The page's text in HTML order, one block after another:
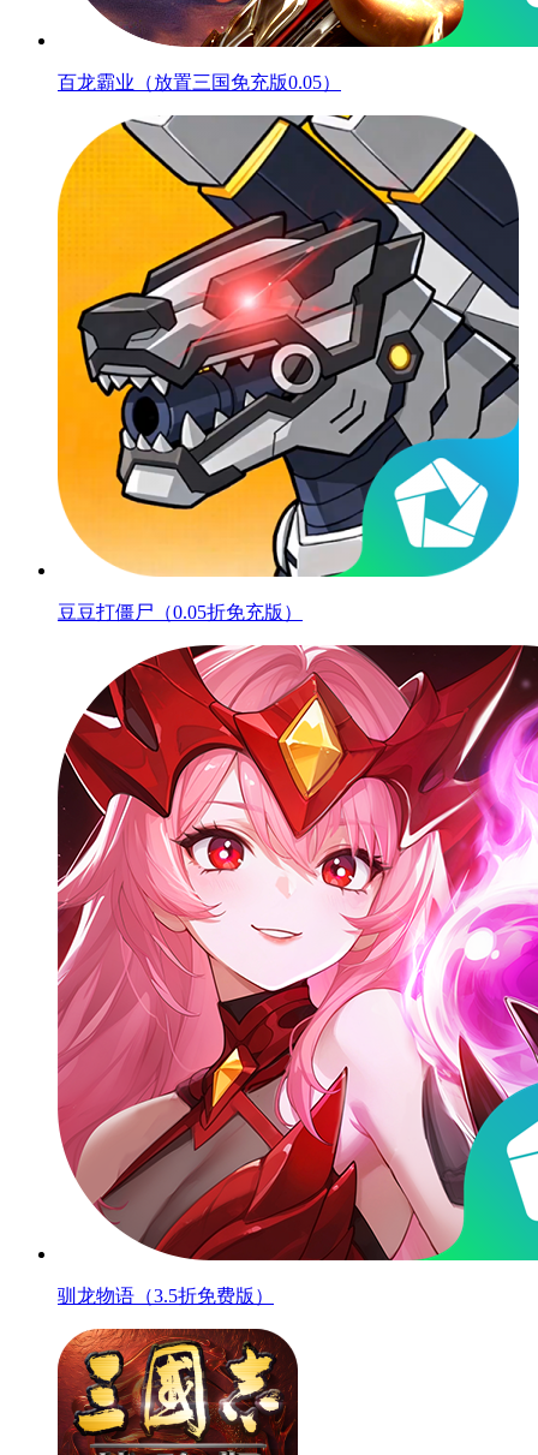
百龙霸业（放置三国免充版0.05）
豆豆打僵尸（0.05折免充版）
驯龙物语（3.5折免费版）